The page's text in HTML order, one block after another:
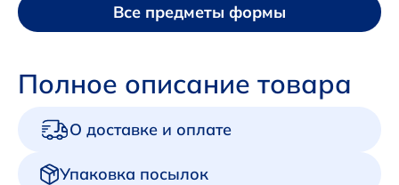
Все предметы формы
Полное описание товара
О доставке и оплате
Упаковка посылок